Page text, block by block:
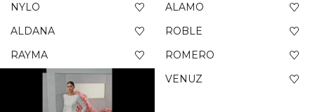
NYLO
ALAMO
ALDANA
ROBLE
RAYMA
ROMERO
VENUZ